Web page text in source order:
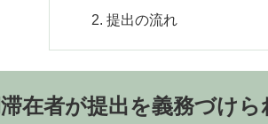
提出の流れ
在者が提出を義務づけ